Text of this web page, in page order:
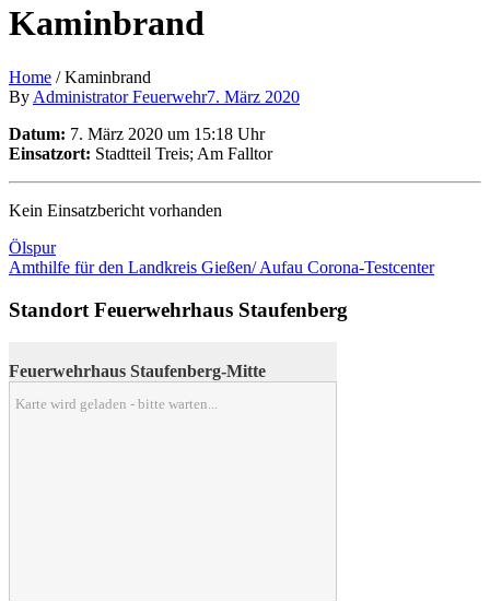
Kaminbrand
Home /Kaminbrand
By Administrator Feuerwehr7. März 2020
Datum: 7. März 2020 um 15:18 Uhr
Einsatzort: Stadtteil Treis; Am Falltor
Kein Einsatzbericht vorhanden
Ölspur
Amthilfe für den Landkreis Gießen/ Aufau Corona-Testcenter
Standort Feuerwehrhaus Staufenberg
Feuerwehrhaus Staufenberg-Mitte
Karte wird geladen - bitte warten...